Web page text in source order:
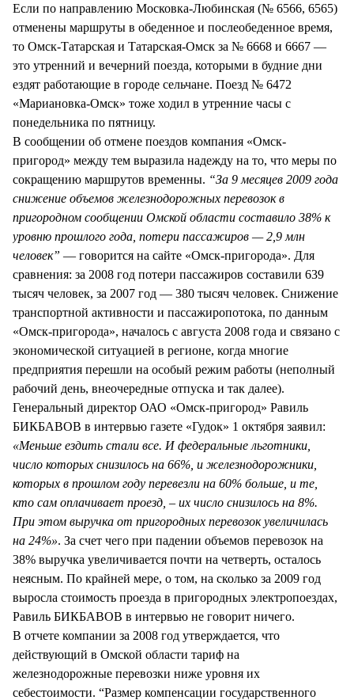
Если по направлению Московка-Любинская (№ 6566, 6565)
отменены маршруты в обеденное и послеобеденное время,
то Омск-Татарская и Татарская-Омск за № 6668 и 6667 —
это утренний и вечерний поезда, которыми в будние дни
ездят работающие в городе сельчане. Поезд № 6472
«Мариановка-Омск» тоже ходил в утренние часы с
понедельника по пятницу.
В сообщении об отмене поездов компания «Омск-
пригород» между тем выразила надежду на то, что меры по
сокращению маршрутов временны. “За 9 месяцев 2009 года
снижение объемов железнодорожных перевозок в
пригородном сообщении Омской области составило 38% к
уровню прошлого года, потери пассажиров — 2,9 млн
человек” — говорится на сайте «Омск-пригорода». Для
сравнения: за 2008 год потери пассажиров составили 639
тысяч человек, за 2007 год — 380 тысяч человек. Снижение
транспортной активности и пассажиропотока, по данным
«Омск-пригорода», началось с августа 2008 года и связано с
экономической ситуацией в регионе, когда многие
предприятия перешли на особый режим работы (неполный
рабочий день, внеочередные отпуска и так далее).
Генеральный директор ОАО «Омск-пригород» Равиль
БИКБАВОВ в интервью газете «Гудок» 1 октября заявил:
«Меньше ездить стали все. И федеральные льготники,
число которых снизилось на 66%, и железнодорожники,
которых в прошлом году перевезли на 60% больше, и те,
кто сам оплачивает проезд, – их число снизилось на 8%.
При этом выручка от пригородных перевозок увеличилась
на 24%». За счет чего при падении объемов перевозок на
38% выручка увеличивается почти на четверть, осталось
неясным. По крайней мере, о том, на сколько за 2009 год
выросла стоимость проезда в пригородных электропоездах,
Равиль БИКБАВОВ в интервью не говорит ничего.
В отчете компании за 2008 год утверждается, что
действующий в Омской области тариф на
железнодорожные перевозки ниже уровня их
себестоимости. “Размер компенсации государственного